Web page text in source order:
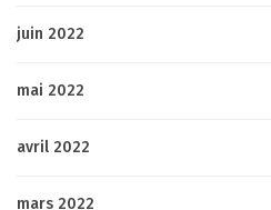
juin 2022
mai 2022
avril 2022
mars 2022